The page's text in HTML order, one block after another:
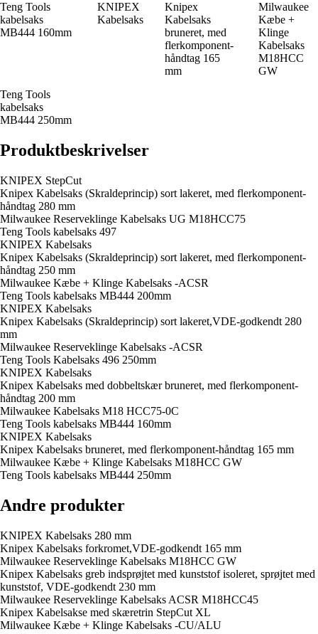
Teng Tools
kabelsaks
MB444 160mm
KNIPEX
Kabelsaks
Knipex
Kabelsaks
bruneret, med
flerkomponent-
håndtag 165
mm
Milwaukee
Kæbe +
Klinge
Kabelsaks
M18HCC
GW
Teng Tools
kabelsaks
MB444 250mm
Produktbeskrivelser
KNIPEX StepCut
Knipex Kabelsaks (Skraldeprincip) sort lakeret, med flerkomponent-
håndtag 280 mm
Milwaukee Reserveklinge Kabelsaks UG M18HCC75
Teng Tools kabelsaks 497
KNIPEX Kabelsaks
Knipex Kabelsaks (Skraldeprincip) sort lakeret, med flerkomponent-
håndtag 250 mm
Milwaukee Kæbe + Klinge Kabelsaks -ACSR
Teng Tools kabelsaks MB444 200mm
KNIPEX Kabelsaks
Knipex Kabelsaks (Skraldeprincip) sort lakeret,VDE-godkendt 280
mm
Milwaukee Reserveklinge Kabelsaks -ACSR
Teng Tools Kabelsaks 496 250mm
KNIPEX Kabelsaks
Knipex Kabelsaks med dobbeltskær bruneret, med flerkomponent-
håndtag 200 mm
Milwaukee Kabelsaks M18 HCC75-0C
Teng Tools kabelsaks MB444 160mm
KNIPEX Kabelsaks
Knipex Kabelsaks bruneret, med flerkomponent-håndtag 165 mm
Milwaukee Kæbe + Klinge Kabelsaks M18HCC GW
Teng Tools kabelsaks MB444 250mm
Andre produkter
KNIPEX Kabelsaks 280 mm
Knipex Kabelsaks forkromet,VDE-godkendt 165 mm
Milwaukee Reserveklinge Kabelsaks M18HCC GW
Knipex Kabelsaks greb indsprøjtet med kunststof isoleret, sprøjtet med
kunststof, VDE-godkendt 230 mm
Milwaukee Reserveklinge Kabelsaks ACSR M18HCC45
Knipex Kabelsakse med skæretrin StepCut XL
Milwaukee Kæbe + Klinge Kabelsaks -CU/ALU